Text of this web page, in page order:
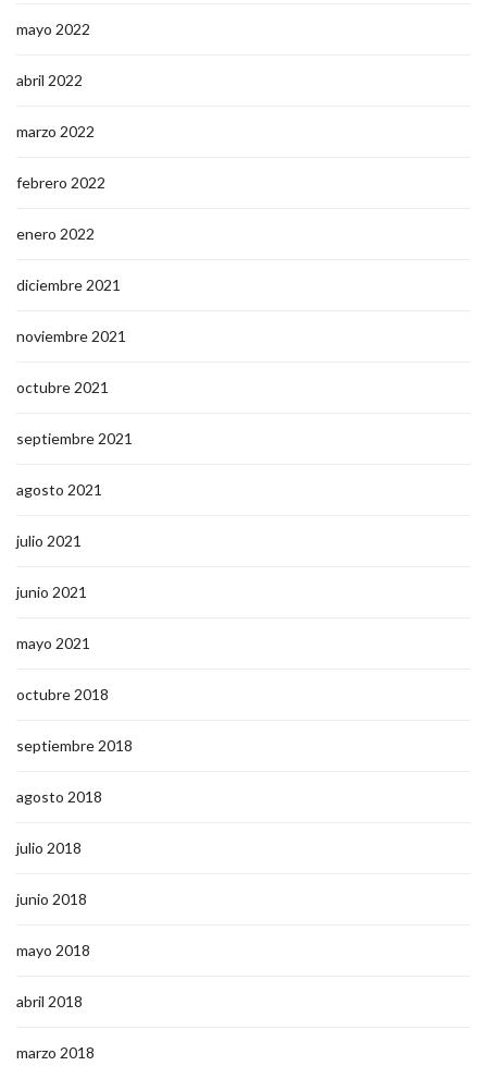
mayo 2022
abril 2022
marzo 2022
febrero 2022
enero 2022
diciembre 2021
noviembre 2021
octubre 2021
septiembre 2021
agosto 2021
julio 2021
junio 2021
mayo 2021
octubre 2018
septiembre 2018
agosto 2018
julio 2018
junio 2018
mayo 2018
abril 2018
marzo 2018